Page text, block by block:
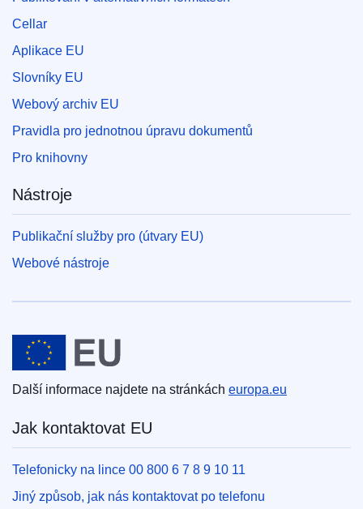
Cellar
Aplikace EU
Slovníky EU
Webový archiv EU
Pravidla pro jednotnou úpravu dokumentů
Pro knihovny
Nástroje
Publikační služby pro (útvary EU)
Webové nástroje
Evropská unie
Další informace najdete na stránkách europa.eu
Jak kontaktovat EU
Telefonicky na lince 00 800 6 7 8 9 10 11
Jiný způsob, jak nás kontaktovat po telefonu